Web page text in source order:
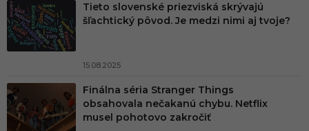
Tieto slovenské priezviská skrývajú
šľachtický pôvod. Je medzi nimi aj tvoje?
15.08.2025
Finálna séria Stranger Things
obsahovala nečakanú chybu. Netflix
musel pohotovo zakročiť